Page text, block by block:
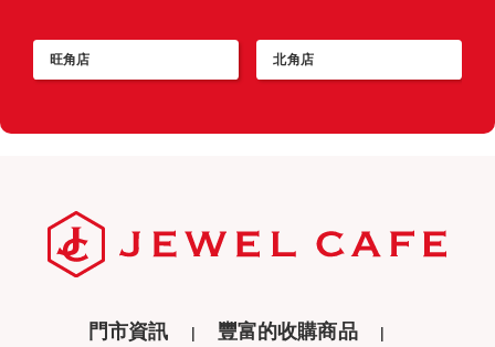
旺角店 北角店
門市資訊 豐富的收購商品